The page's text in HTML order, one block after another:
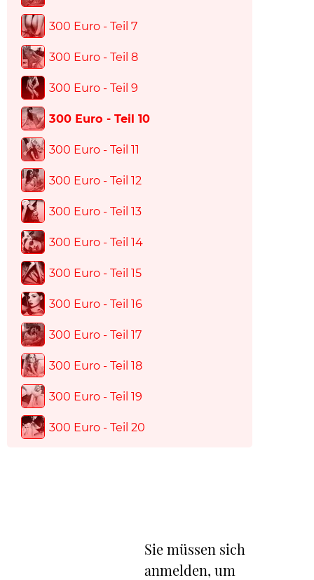
300 Euro - Teil 7
300 Euro - Teil 8
300 Euro - Teil 9
300 Euro - Teil 10
300 Euro - Teil 11
300 Euro - Teil 12
300 Euro - Teil 13
300 Euro - Teil 14
300 Euro - Teil 15
300 Euro - Teil 16
300 Euro - Teil 17
300 Euro - Teil 18
300 Euro - Teil 19
300 Euro - Teil 20
Sie müssen sich
anmelden, um